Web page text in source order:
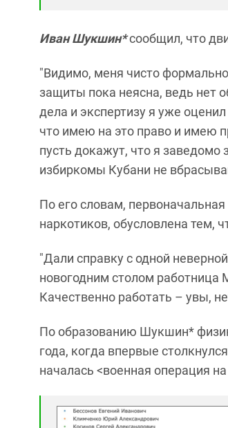
Иван Шукшин*сообщил, что
"Видимо, меня чисто
защиты пока неясна, ведь нет
дела и экспертизу я уже
что имею на это право и имею
пусть докажут, что я заведомо
избиркомы Кубани не
По его словам,
наркотиков, обусловлена тем,
"Дали справку с одной
новогодним столом работница
Качественно работать – увы,
По образованию Шукшин*
года, когда впервые
началась <военная операция